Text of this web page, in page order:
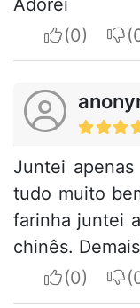
I
I
Juntei
tudo muito
farinha juntei
chinês.
I
I